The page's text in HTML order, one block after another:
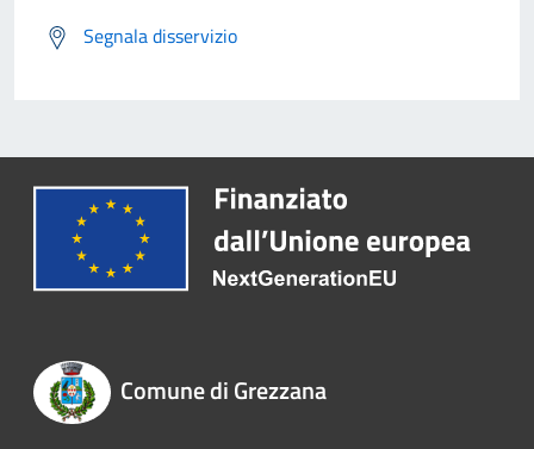
Segnala disservizio
Comune di Grezzana